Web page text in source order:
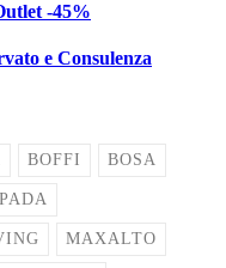
-45%
e Consulenza
BOFFI BOSA
MAXALTO